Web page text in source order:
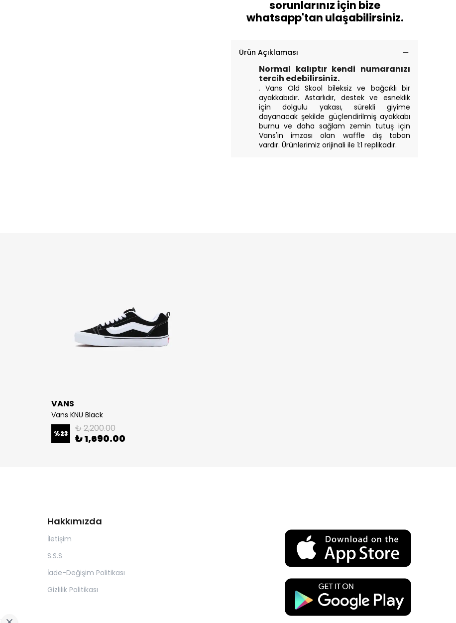
sorunlarınız için bize
whatsapp'tan ulaşabilirsiniz.
Ürün Açıklaması
Normal kalıptır kendi numaranızı
tercih edebilirsiniz.
.Vans Old Skool bileksiz ve bağcıklı bir
ayakkabıdır. Astarlıdır, destek ve esneklik
için dolgulu yakası, sürekli giyime
dayanacak şekilde güçlendirilmiş ayakkabı
burnu ve daha sağlam zemin tutuş için
Vans'in imzası olan waffle dış taban
vardır. Ürünlerimiz orijinali ile 1:1 replikadır.
VANS
Vans KNU Black
%23 ₺ 2,200.00
₺ 1,690.00
Hakkımızda
İletişim
S.S.S
İade-Değişim Politikası
Gizlilik Politikası